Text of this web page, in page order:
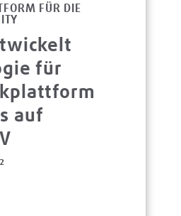
FÜR DIE
für
auf